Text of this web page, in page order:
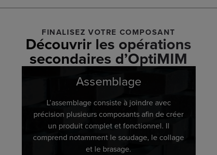
FINALISEZ VOTRE COMPOSANT
Découvrir les opérations
secondaires d’OptiMIM
Assemblage
L’assemblage consiste à joindre avec
précision plusieurs composants afin de créer
un produit complet et fonctionnel. Il
comprend notamment le soudage, le collage
et le brasage.